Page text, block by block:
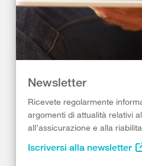
Newsletter
Ricevete regolarmente
argomenti di attualità relativi
all’assicurazione e alla
Iscriversi alla newsletter